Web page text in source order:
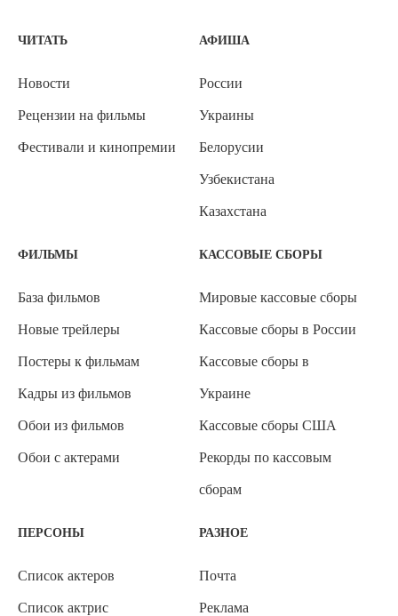
ЧИТАТЬ
Новости
Рецензии на фильмы
Фестивали и кинопремии
АФИША
России
Украины
Белорусии
Узбекистана
Казахстана
ФИЛЬМЫ
База фильмов
Новые трейлеры
Постеры к фильмам
Кадры из фильмов
Обои из фильмов
Обои с актерами
КАССОВЫЕ СБОРЫ
Мировые кассовые сборы
Кассовые сборы в России
Кассовые сборы в
Украине
Кассовые сборы США
Рекорды по кассовым
сборам
ПЕРСОНЫ
Список актеров
Список актрис
РАЗНОЕ
Почта
Реклама